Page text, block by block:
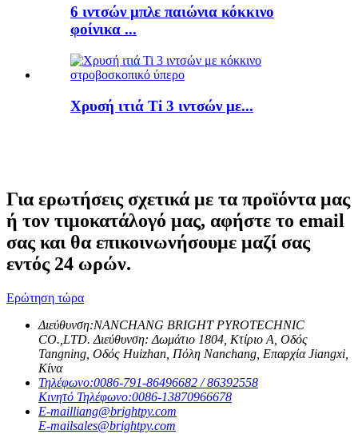
6 ιντσών μπλε παιώνια κόκκινο
φοίνικα ...
Χρυσή ιτιά Ti 3 ιντσών με...
Για ερωτήσεις σχετικά με τα προϊόντα μας
ή τον τιμοκατάλογό μας, αφήστε το email
σας και θα επικοινωνήσουμε μαζί σας
εντός 24 ωρών.
Ερώτηση τώρα
Διεύθυνση:NANCHANG BRIGHT PYROTECHNIC
CO.,LTD. Διεύθυνση: Δωμάτιο 1804, Κτίριο Α, Οδός
Tangning, Οδός Huizhan, Πόλη Nanchang, Επαρχία Jiangxi,
Κίνα
Τηλέφωνο:0086-791-86496682 / 86392558
Κινητό Τηλέφωνο:0086-13870966678
E-mailliang@brightpy.com
E-mailsales@brightpy.com